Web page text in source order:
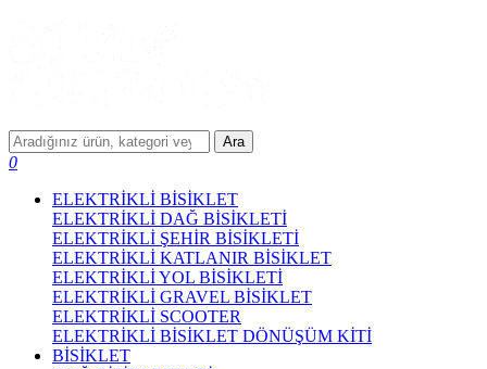
Ara
0
ELEKTRİKLİ BİSİKLET
ELEKTRİKLİ DAĞ BİSİKLETİ
ELEKTRİKLİ ŞEHİR BİSİKLETİ
ELEKTRİKLİ KATLANIR BİSİKLET
ELEKTRİKLİ YOL BİSİKLETİ
ELEKTRİKLİ GRAVEL BİSİKLET
ELEKTRİKLİ SCOOTER
ELEKTRİKLİ BİSİKLET DÖNÜŞÜM KİTİ
BİSİKLET